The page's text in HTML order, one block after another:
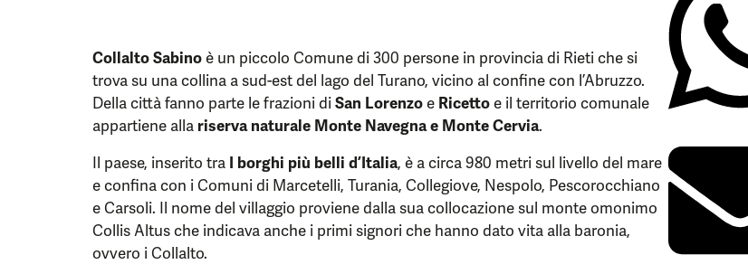
Collalto Sabinoè un piccolo Comune di 300 persone in provincia di Rieti che si
trova su una collina a sud-est del lago del Turano, vicino al confine con l’Abruzzo.
Della città fanno parte le frazioni diSan Lorenzoe Ricettoe il territorio comunale
appartiene alla riserva naturale Monte Navegna e Monte Cervia.
Il paese, inserito tra I borghi più belli d’Italia, è a circa 980 metri sul livello del mare
e confina con i Comuni di Marcetelli, Turania, Collegiove, Nespolo, Pescorocchiano
e Carsoli. Il nome del villaggio proviene dalla sua collocazione sul monte omonimo
Collis Altus che indicava anche i primi signori che hanno dato vita alla baronia,
ovvero i Collalto.